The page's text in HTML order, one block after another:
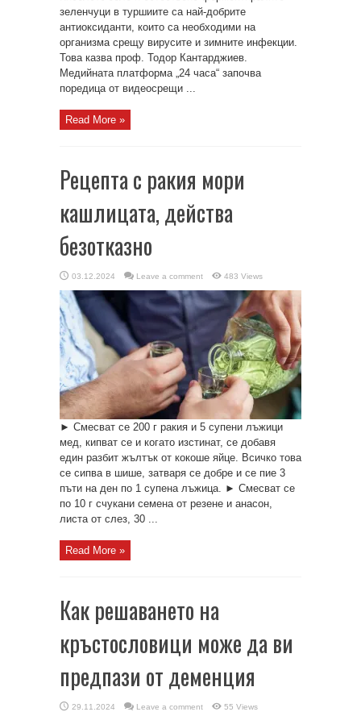
зеленчуци в туршиите са най-добрите
антиоксиданти, които са необходими на
организма срещу вирусите и зимните инфекции.
Това казва проф. Тодор Кантарджиев.
Медийната платформа „24 часа“ започва
поредица от видеосрещи ...
Read More »
Рецепта с ракия мори
кашлицата, действа
безотказно
03.12.2024 Leave a comment 483 Views
► Смесват се 200 г ракия и 5 супени лъжици
мед, кипват се и когато изстинат, се добавя
един разбит жълтък от кокоше яйце. Всичко това
се сипва в шише, затваря се добре и се пие 3
пъти на ден по 1 супена лъжица. ► Смесват се
по 10 г счукани семена от резене и анасон,
листа от слез, 30 ...
Read More »
Как решаването на
кръстословици може да ви
предпази от деменция
29.11.2024 Leave a comment 55 Views